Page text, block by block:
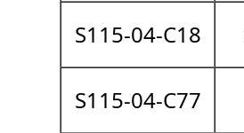
S115-04-C18
S115-04-C77